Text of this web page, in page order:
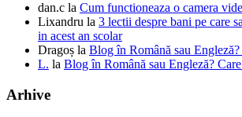
dan.c la Cum functioneaza o camera
Lixandru la 3 lectii despre bani pe care
in acest an scolar
Dragoș la Blog în Română sau
L. la Blog în Română sau Engleză?
Arhive